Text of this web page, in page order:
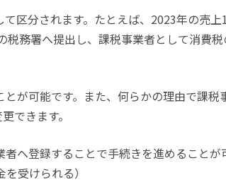
区分されます。たとえば、 2023年の売上
務署へ提出し、課税事業者として消費
が可能です。また、何らかの理由で課税
できます。
へ登録することで手続きを進めることが
受けられる）